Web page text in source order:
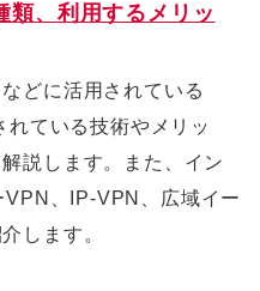
類、利用するメリッ
どに活用されている
ている技術やメリッ
説します。また、イン
、IP-VPN、広域イー
します。